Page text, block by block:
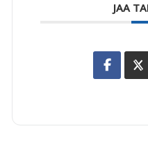
JAA